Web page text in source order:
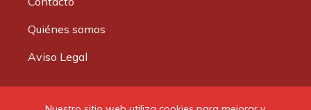
Quiénes somos
Aviso Legal